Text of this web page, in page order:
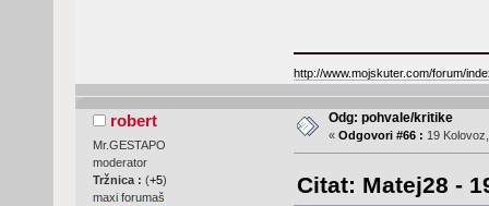
http://www.mojskuter.com/forum/
robert
Mr.GESTAPO
moderator
Tržnica : (+5)
maxi forumaš
Odg: pohvale/kritike
« Odgovori #66 : 19
Citat: Matej28 -